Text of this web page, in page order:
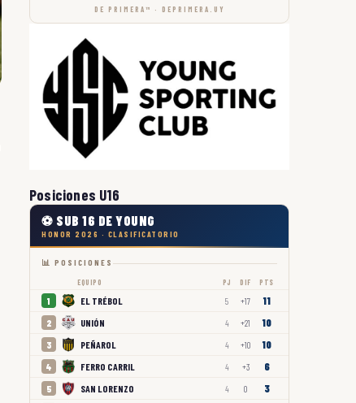
DE PRIMERA™ · DEPRIMERA.UY
Posiciones U16
⚽ SUB 16 DE YOUNG
HONOR 2026 · CLASIFICATORIO
📊 POSICIONES
EQUIPO PJ DIF PTS
1 EL TRÉBOL 5 +17 11
2 UNIÓN 4 +21 10
3 PEÑAROL 4 +10 10
4 FERRO CARRIL 4 +3 6
5 SAN LORENZO 4 0 3